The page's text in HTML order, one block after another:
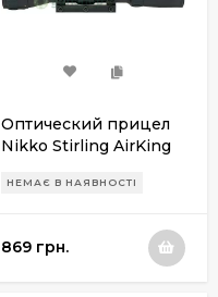
Оптический прицел
Nikko Stirling AirKing
НЕМАЄ В НАЯВНОСТІ
869 грн.